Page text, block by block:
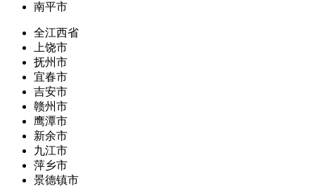
南平市
全江西省
上饶市
抚州市
宜春市
吉安市
赣州市
鹰潭市
新余市
九江市
萍乡市
景德镇市